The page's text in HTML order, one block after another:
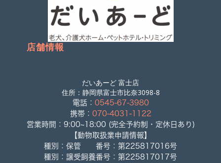
店舗情報
だいあーど 富士店
住所：静岡県富士市比奈3098-8
電話： 0545-67-3980
携帯： 070-4031-1122
営業時間：9:00~18:00 (完全予約制・定休日あり)
【動物取扱業申請情報】
種別：保管 番号：第225817016号
種別：譲受飼養番号：第225817017号